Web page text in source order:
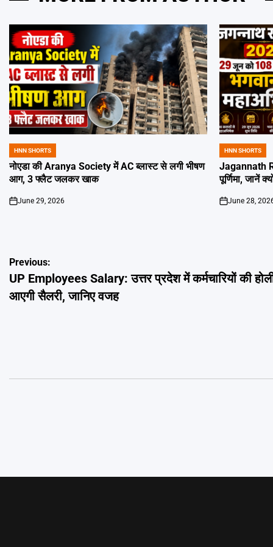
POSTED
IN
HNN SHORTS
नोएडा की Aranya Society में AC ब्लास्ट से लगी भीषण
आग, 3 फ्लैट जलकर खाक
on
June 29, 2026
POSTED
IN
HNN SHORTS
Jagannath
पूर्णिमा, जानें
on
June 28,
Post
navigation
Previous:
UP Employees Salary: उत्तर प्रदेश में कर्मचारियों की
आएगी सैलरी, जानिए वजह